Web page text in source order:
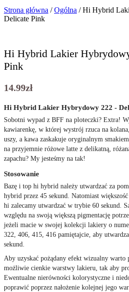
Strona główna /Ogólna / Hi Hybrid
Delicate Pink
Hi Hybrid Lakier
Pink
14.99zł
Hi Hybrid Lakier Hybrydowy 222 -
Sobotni wypad z BFF na ploteczki? Extra!
kawiarenkę, w której wystrój rzuca na
uszy, a kawa zaskakuje oryginalnym
na przyjemnie różowe latte z delikatną,
zapachu? My jesteśmy na tak!
Stosowanie
Bazę i top hi hybrid należy utwardzać za
hybrid przez 45 sekund. Natomiast
hi zalecamy utwardzać w trybie 60 sekund.
względu na swoją większą pigmentację
jeżeli macie w swojej kolekcji lakiery o
322, 406, 415, 416 pamiętajcie, aby
sekund.
Aby uzyskać pożądany efekt wizualny warto
możliwie cienkie warstwy lakieru, tak aby
Ewentualne nierówności kolorystyczne i
poprawić poprzez nałożenie kolejnej jego